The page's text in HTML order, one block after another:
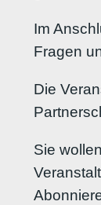
Im
Fragen
Die
Sie